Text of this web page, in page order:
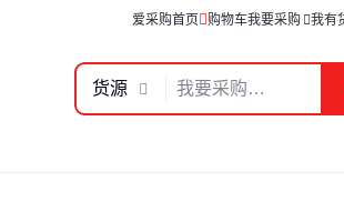
爱采购首页 购物车我要采购 我有
货源